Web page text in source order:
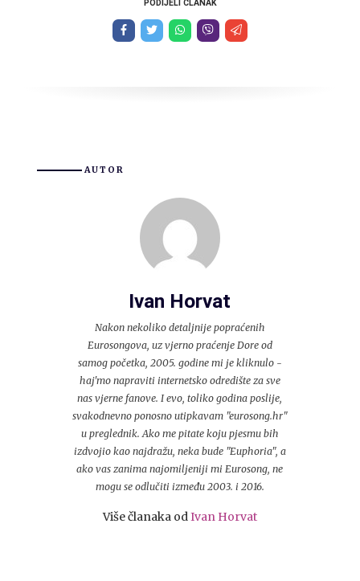
PODIJELI ČLANAK
AUTOR
Ivan Horvat
Nakon nekoliko detaljnije popraćenih
Eurosongova, uz vjerno praćenje Dore od
samog početka, 2005. godine mi je kliknulo -
haj'mo napraviti internetsko odredište za sve
nas vjerne fanove. I evo, toliko godina poslije,
svakodnevno ponosno utipkavam "eurosong.hr"
u preglednik. Ako me pitate koju pjesmu bih
izdvojio kao najdražu, neka bude "Euphoria", a
ako vas zanima najomiljeniji mi Eurosong, ne
mogu se odlučiti između 2003. i 2016.
Više članaka odIvan Horvat